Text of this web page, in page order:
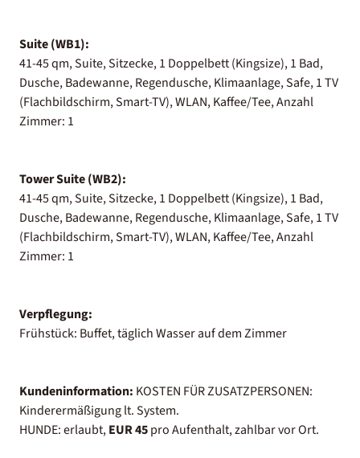
Suite (WB1):
41-45 qm, Suite, Sitzecke, 1 Doppelbett (Kingsize), 1 Bad,
Dusche, Badewanne, Regendusche, Klimaanlage, Safe, 1 TV
(Flachbildschirm, Smart-TV), WLAN, Kaffee/Tee, Anzahl
Zimmer: 1
Tower Suite (WB2):
41-45 qm, Suite, Sitzecke, 1 Doppelbett (Kingsize), 1 Bad,
Dusche, Badewanne, Regendusche, Klimaanlage, Safe, 1 TV
(Flachbildschirm, Smart-TV), WLAN, Kaffee/Tee, Anzahl
Zimmer: 1
Verpflegung:
Frühstück: Buffet, täglich Wasser auf dem Zimmer
Kundeninformation: KOSTEN FÜR ZUSATZPERSONEN:
Kinderermäßigung lt. System.
HUNDE: erlaubt,EUR 45pro Aufenthalt, zahlbar vor Ort.